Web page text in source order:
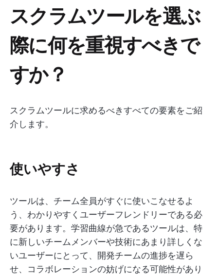
スクラムツールを選ぶ
際に何を重視すべきで
すか？
スクラムツールに求めるべきすべての要素をご紹
介します。
使いやすさ
ツールは、チーム全員がすぐに使いこなせるよ
う、わかりやすくユーザーフレンドリーである必
要があります。学習曲線が急であるツールは、特
に新しいチームメンバーや技術にあまり詳しくな
いユーザーにとって、開発チームの進捗を遅ら
せ、コラボレーションの妨げになる可能性があり